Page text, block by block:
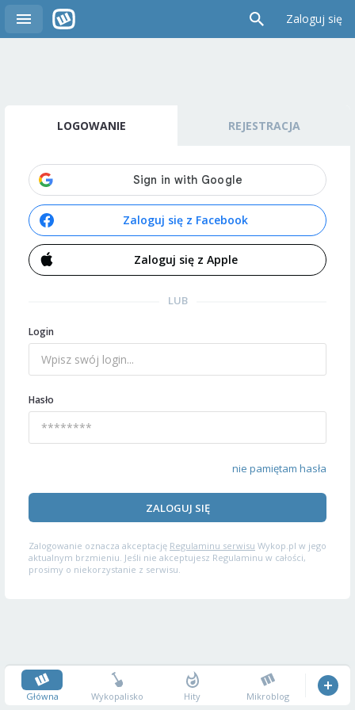
Zaloguj się
LOGOWANIE REJESTRACJA
Zaloguj się z Facebook
Zaloguj się z Apple
LUB
Login
Hasło
nie pamiętam hasła
ZALOGUJ SIĘ
Zalogowanie oznacza akceptację Regulaminu serwisu Wykop.pl w jego
aktualnym brzmieniu. Jeśli nie akceptujesz Regulaminu w całości,
prosimy o niekorzystanie z serwisu.
Główna Wykopalisko Hity Mikroblog